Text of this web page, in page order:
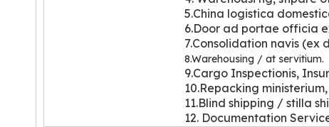
5.China logistica
6.Door ad portae officia
7.Consolidation navis (ex
8.Warehousing / at servitium.
9.Cargo Inspectionis,
10.Repacking
11.Blind shipping / stilla
12. Documentation